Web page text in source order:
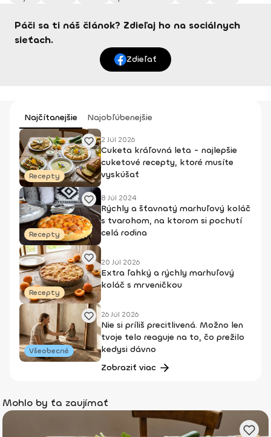
Páči sa ti náš článok? Zdieľaj ho na sociálnych
sieťach.
Zdieľať
Najčítanejšie Najobľúbenejšie
Recepty
2 Júl 2026
Cuketa kráľovná leta - najlepšie
cuketové recepty, ktoré musíte
vyskúšať
Recepty
8 Júl 2024
Rýchly a šťavnatý marhuľový koláč
s tvarohom, na ktorom si pochutí
celá rodina
Recepty
20 Júl 2026
Extra ľahký a rýchly marhuľový
koláč s mrveničkou
Všeobecné
26 Júl 2026
Nie si príliš precitlivená. Možno len
tvoje telo reaguje na to, čo prežilo
kedysi dávno
Zobraziť viac
Mohlo by ťa zaujímať